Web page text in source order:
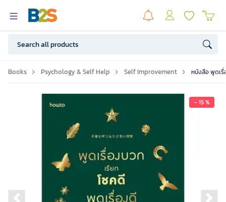
Books Psychology & Self Help Self Improvement หนังสือ พูดเรื่
- 15 %